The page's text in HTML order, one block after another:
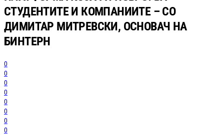
СТУДЕНТИТЕ И КОМПАНИИТЕ – СО
ДИМИТАР МИТРЕВСКИ, ОСНОВАЧ НА
БИНТЕРН
0
0
0
0
0
0
0
0